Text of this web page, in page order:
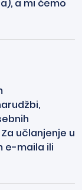
a mi ćemo
učlanjenje u
e-maila ili